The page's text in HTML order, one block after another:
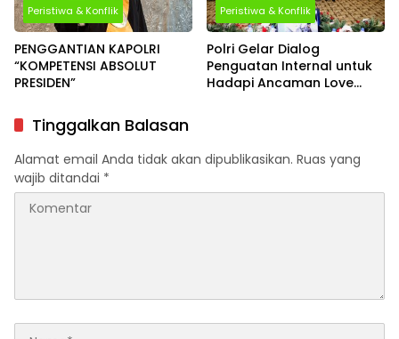
Peristiwa & Konflik
PENGGANTIAN KAPOLRI
“KOMPETENSI ABSOLUT
PRESIDEN”
Peristiwa & Konflik
Polri Gelar Dialog
Penguatan Internal untuk
Hadapi Ancaman Love
Tinggalkan Balasan
Alamat email Anda tidak akan dipublikasikan. Ruas yang
wajib ditandai *